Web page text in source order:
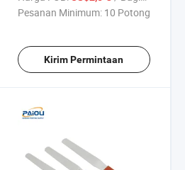
Sablon
Pesanan Minimum: 10 Potong
Kirim Permintaan